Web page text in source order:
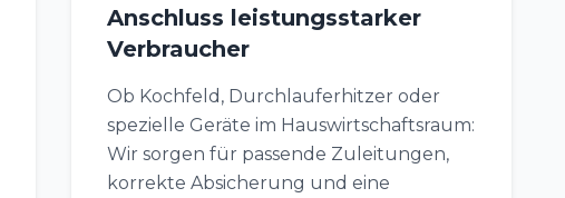
Anschluss leistungsstarker
Verbraucher
Ob Kochfeld, Durchlauferhitzer oder
spezielle Geräte im Hauswirtschaftsraum:
Wir sorgen für passende Zuleitungen,
korrekte Absicherung und eine